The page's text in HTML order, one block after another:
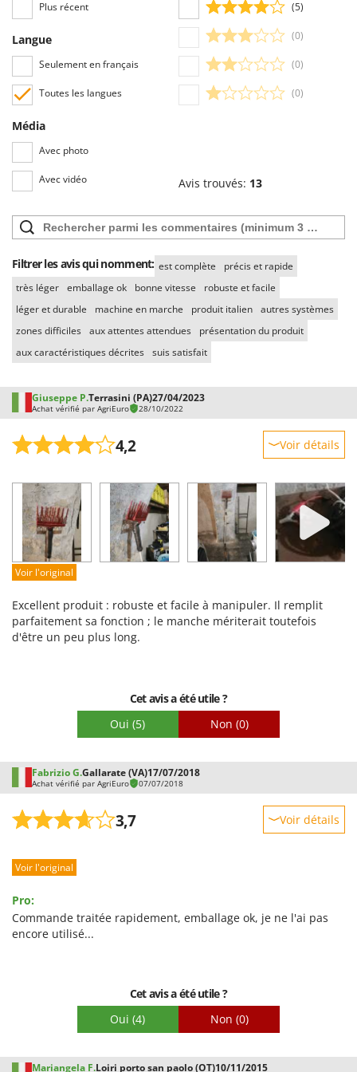
Plus récent
Langue
Seulement en français
Toutes les langues
Média
Avec photo
Avec vidéo
(5)
(0)
(0)
(0)
Avis trouvés: 13
Filtrer les avis qui nomment: est complète
précis et rapide
très léger emballage ok bonne vitesse
robuste et facile
léger et durable
machine en marche produit italien autres systèmes
zones difficiles aux attentes attendues
présentation du produit
aux caractéristiques décrites suis satisfait
Giuseppe P.Terrasini (PA)27/04/2023
Achat vérifié par AgriEuro 28/10/2022
4,2 Voir détails
Prestations
Facilité d'utilisation
Qualité / Prix
Facilité de montage
Voir l'original
Excellent produit : robuste et facile à manipuler. Il remplit
parfaitement sa fonction ; le manche mériterait toutefois
d'être un peu plus long.
Cet avis a été utile ?
Oui (5) Non (0)
Fabrizio G.Gallarate (VA)17/07/2018
Achat vérifié par AgriEuro 07/07/2018
3,7 Voir détails
Prestations
Qualité / Prix
Facilité de montage
Voir l'original
Pro:
Commande traitée rapidement, emballage ok, je ne l'ai pas
encore utilisé...
Cet avis a été utile ?
Oui (4) Non (0)
Mariangela F.Loiri porto san paolo (OT)10/11/2015